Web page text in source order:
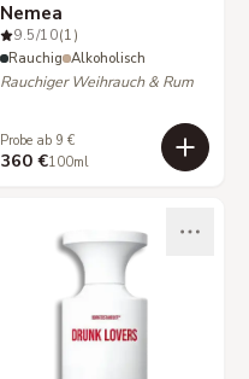
Nemea
9.5/10(1)
Rauchig Alkoholisch
Rauchiger Weihrauch & Rum
Probe ab 9 €
360 €100ml